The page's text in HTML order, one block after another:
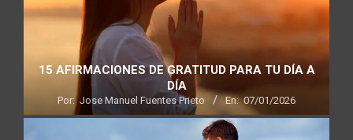
15 AFIRMACIONES DE GRATITUD PARA TU DÍA A
DÍA
Por: Jose Manuel Fuentes Prieto En: 07/01/2026